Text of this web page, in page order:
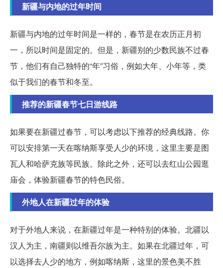
新疆与内地的过年时间
新疆与内地的过年时间是一样的，春节是在农历正月初
一，所以时间是固定的。但是，新疆别的少数民族不过春
节，他们有自己独特的“年”习俗，例如大年、小年等，类
似于我们的春节和冬至。
推荐的新疆春节七日游线路
如果要在新疆过春节，可以考虑以下推荐的经典线路。你
可以安排第一天在喀纳斯享受人少的环境，这里主要是图
瓦人和哈萨克族等民族。除此之外，还可以去红山公园逛
庙会，体验新疆春节的特色民俗。
外地人在新疆过年的体验
对于外地人来说，在新疆过年是一种特别的体验。北疆以
汉人为主，南疆则以维吾尔族为主。如果在北疆过年，可
以选择去人少的地方，例如喀纳斯，这里的景色美不胜